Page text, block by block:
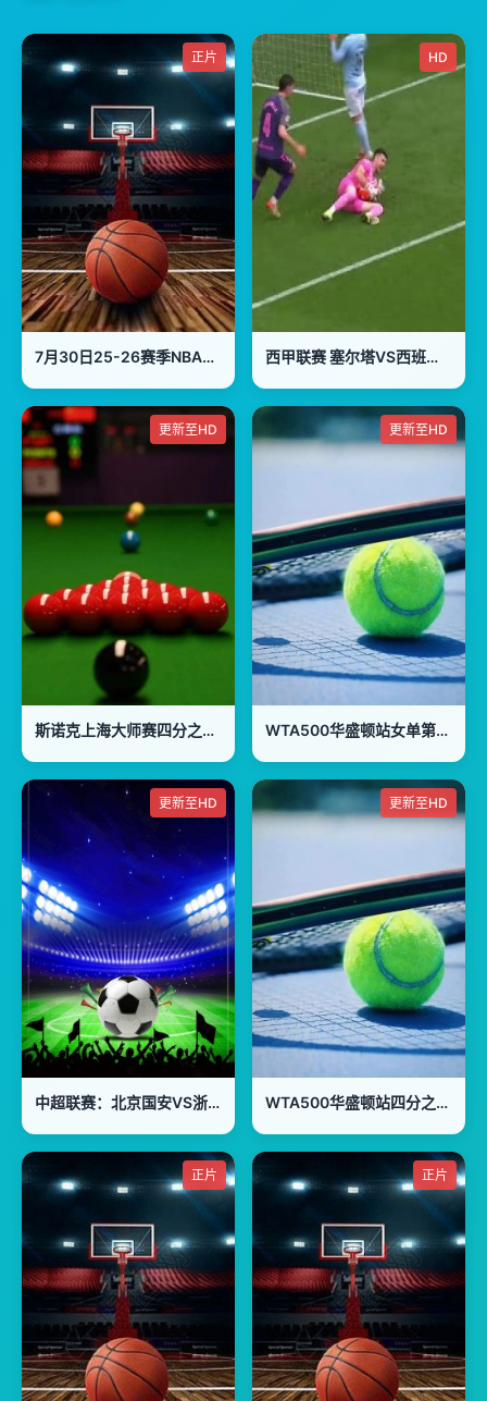
正片
7月30日25-26赛季NBA经典赛事 湖人VS爵士
HD
西甲联赛 塞尔塔VS西班牙人 20250413
更新至HD
斯诺克上海大师赛四分之一决赛：凯伦·威尔逊VS马克·威廉姆斯
更新至HD
WTA500华盛顿站女单第二轮：曾丽美VS卡林斯卡娅
更新至HD
中超联赛：北京国安VS浙江俱乐部绿城20260801
更新至HD
WTA500华盛顿站四分之一决赛：施耐德VS萨姆索诺娃
正片 正片